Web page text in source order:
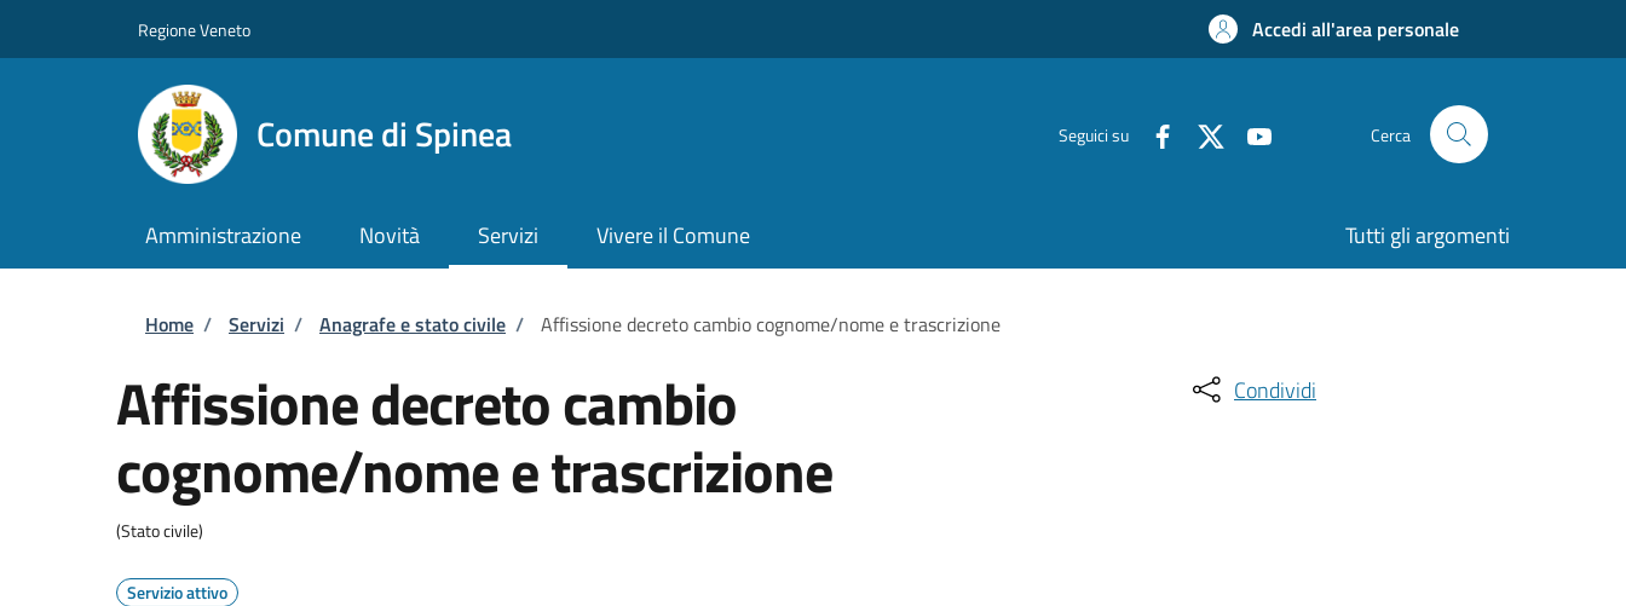
Regione Veneto Accedi all'area personale
Comune di Spinea Seguici su Cerca
Amministrazione Novità Servizi Vivere il Comune Tutti gli argomenti
Briciole di pane
Home / Servizi / Anagrafe e stato civile / Affissione decreto cambio cognome/nome e trascrizione
Affissione decreto cambio
cognome/nome e trascrizione
(Stato civile)
Servizio attivo
Condividi